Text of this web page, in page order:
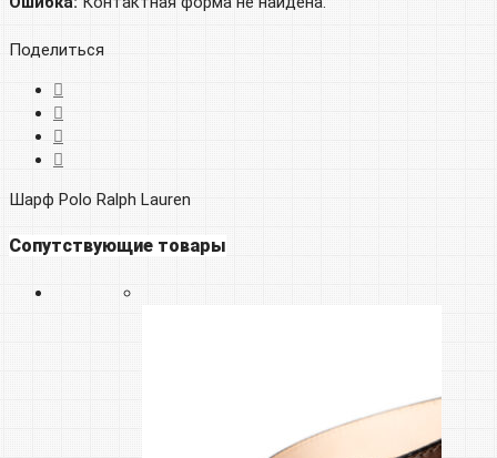
Поделиться
Шарф Polo Ralph Lauren
Сопутствующие товары